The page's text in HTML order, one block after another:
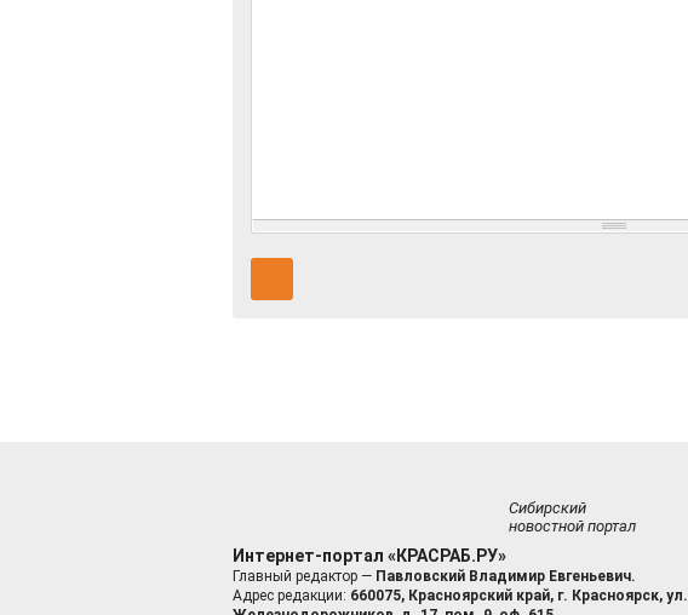
Сибирский
новостной портал
Интернет-портал «КРАСРАБ.РУ»
Главный редактор — Павловский Владимир Евгеньевич.
Адрес редакции: 660075, Красноярский край, г. Красноярск, ул.